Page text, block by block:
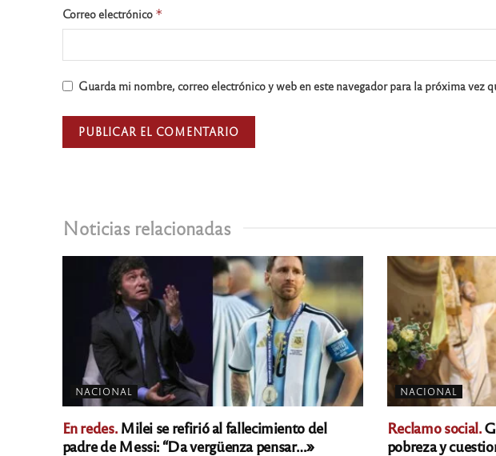
Noticias relacionadas
NACIONAL
En redes.Milei se refirió al fallecimiento del
padre de Messi: “Da vergüenza pensar…»
NACIONAL
Reclamo social.
pobreza y
Correo electrónico *
Guarda mi nombre, correo electrónico y web en este navegador para la próxima vez